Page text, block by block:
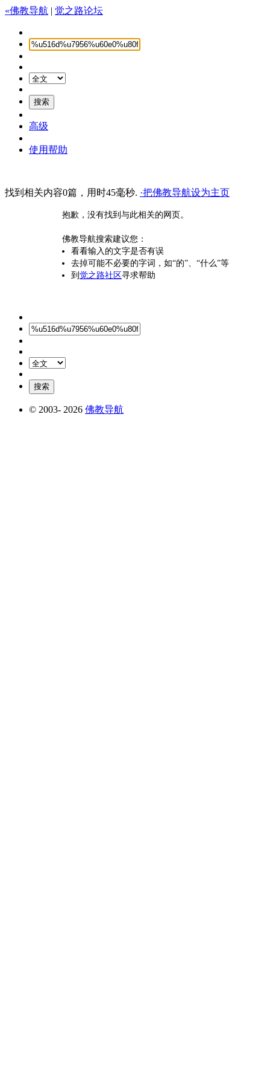
«佛教导航 | 觉之路论坛
高级
使用帮助
找到相关内容0篇，用时45毫秒. ·把佛教导航设为主页
抱歉，没有找到与此相关的网页。
佛教导航搜索建议您：
看看输入的文字是否有误
去掉可能不必要的字词，如“的”、“什么”等
到 觉之路社区寻求帮助
© 2003- 2026 佛教导航